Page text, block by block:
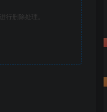
进行删除处理。